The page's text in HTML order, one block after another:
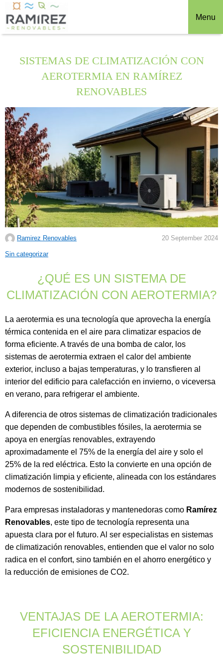
Menu
SISTEMAS DE CLIMATIZACIÓN CON
AEROTERMIA EN RAMÍREZ
RENOVABLES
Ramirez Renovables 20 September 2024
C
e
o
r
i
e
s
:
Sin categorizar
¿QUÉ ES UN SISTEMA DE
CLIMATIZACIÓN CON AEROTERMIA?
La aerotermia es una tecnología que aprovecha la energía
térmica contenida en el aire para climatizar espacios de
forma eficiente. A través de una bomba de calor, los
sistemas de aerotermia extraen el calor del ambiente
exterior, incluso a bajas temperaturas, y lo transfieren al
interior del edificio para calefacción en invierno, o viceversa
en verano, para refrigerar el ambiente.
A diferencia de otros sistemas de climatización tradicionales
que dependen de combustibles fósiles, la aerotermia se
apoya en energías renovables, extrayendo
aproximadamente el 75% de la energía del aire y solo el
25% de la red eléctrica. Esto la convierte en una opción de
climatización limpia y eficiente, alineada con los estándares
modernos de sostenibilidad.
Para empresas instaladoras y mantenedoras como Ramírez
Renovables, este tipo de tecnología representa una
apuesta clara por el futuro. Al ser especialistas en sistemas
de climatización renovables, entienden que el valor no solo
radica en el confort, sino también en el ahorro energético y
la reducción de emisiones de CO2.
VENTAJAS DE LA AEROTERMIA:
EFICIENCIA ENERGÉTICA Y
SOSTENIBILIDAD